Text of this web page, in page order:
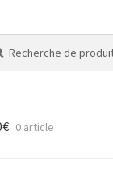
:
€ 0 article